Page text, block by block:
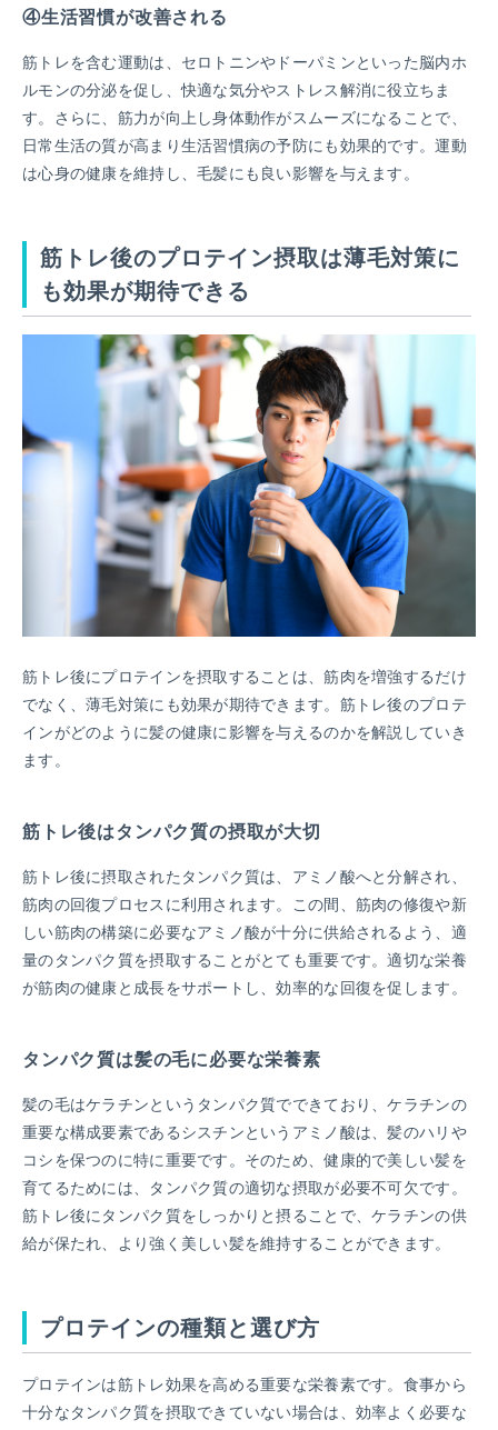
④生活習慣が改善される
筋トレを含む運動は、セロトニンやドーパミンといった脳内ホ
ルモンの分泌を促し、快適な気分やストレス解消に役立ちま
す。さらに、筋力が向上し身体動作がスムーズになることで、
日常生活の質が高まり生活習慣病の予防にも効果的です。運動
は心身の健康を維持し、毛髪にも良い影響を与えます。
筋トレ後のプロテイン摂取は薄毛対策に
も効果が期待できる
筋トレ後にプロテインを摂取することは、筋肉を増強するだけ
でなく、薄毛対策にも効果が期待できます。筋トレ後のプロテ
インがどのように髪の健康に影響を与えるのかを解説していき
ます。
筋トレ後はタンパク質の摂取が大切
筋トレ後に摂取されたタンパク質は、アミノ酸へと分解され、
筋肉の回復プロセスに利用されます。この間、筋肉の修復や新
しい筋肉の構築に必要なアミノ酸が十分に供給されるよう、適
量のタンパク質を摂取することがとても重要です。適切な栄養
が筋肉の健康と成長をサポートし、効率的な回復を促します。
タンパク質は髪の毛に必要な栄養素
髪の毛はケラチンというタンパク質でできており、ケラチンの
重要な構成要素であるシスチンというアミノ酸は、髪のハリや
コシを保つのに特に重要です。そのため、健康的で美しい髪を
育てるためには、タンパク質の適切な摂取が必要不可欠です。
筋トレ後にタンパク質をしっかりと摂ることで、ケラチンの供
給が保たれ、より強く美しい髪を維持することができます。
プロテインの種類と選び方
プロテインは筋トレ効果を高める重要な栄養素です。食事から
十分なタンパク質を摂取できていない場合は、効率よく必要な